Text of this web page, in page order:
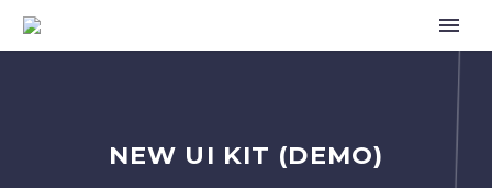
NEW UI KIT (DEMO)